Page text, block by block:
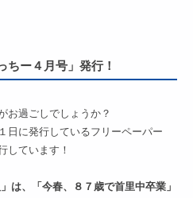
ちー４月号」発行！
お過ごしでしょうか？
日に発行しているフリーペーパー
しています！
は、「今春、８７歳で首里中卒業」